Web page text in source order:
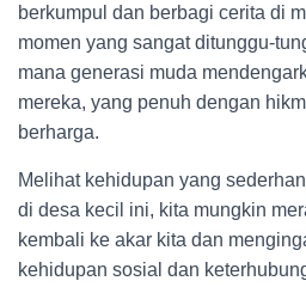
berkumpul dan berbagi cerita di
momen yang sangat ditunggu-
mana generasi muda
mereka, yang penuh dengan
berharga.
Melihat kehidupan yang
di desa kecil ini, kita mungkin
kembali ke akar kita dan
kehidupan sosial dan